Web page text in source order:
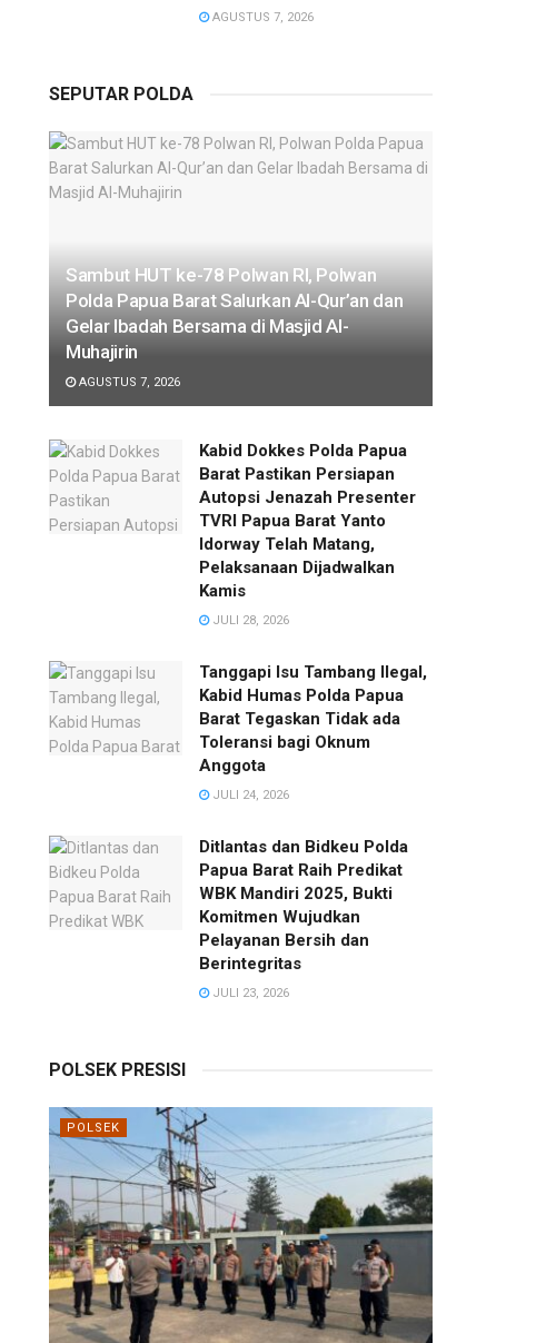
AGUSTUS 7, 2026
SEPUTAR POLDA
Sambut HUT ke-78 Polwan RI, Polwan
Polda Papua Barat Salurkan Al-Qur’an dan
Gelar Ibadah Bersama di Masjid Al-
Muhajirin
AGUSTUS 7, 2026
Kabid Dokkes Polda Papua
Barat Pastikan Persiapan
Autopsi Jenazah Presenter
TVRI Papua Barat Yanto
Idorway Telah Matang,
Pelaksanaan Dijadwalkan
Kamis
JULI 28, 2026
Tanggapi Isu Tambang Ilegal,
Kabid Humas Polda Papua
Barat Tegaskan Tidak ada
Toleransi bagi Oknum
Anggota
JULI 24, 2026
Ditlantas dan Bidkeu Polda
Papua Barat Raih Predikat
WBK Mandiri 2025, Bukti
Komitmen Wujudkan
Pelayanan Bersih dan
Berintegritas
JULI 23, 2026
POLSEK PRESISI
POLSEK